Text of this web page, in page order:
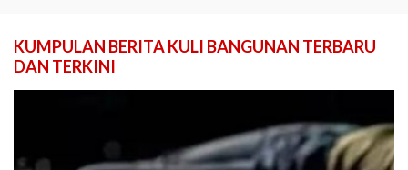
KUMPULAN BERITA KULI BANGUNAN TERBARU
DAN TERKINI